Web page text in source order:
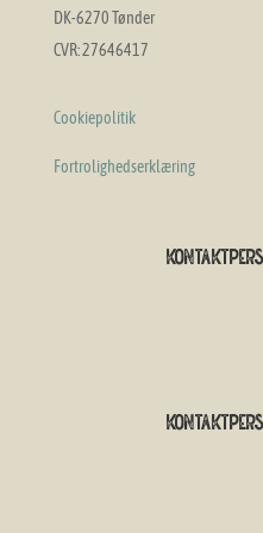
DK-6270 Tønder
CVR: 27646417
Cookiepolitik
Fortrolighedserklæring